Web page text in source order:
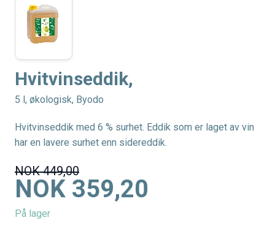
Hvitvinseddik,
5 l, økologisk, Byodo
Hvitvinseddik med 6 % surhet. Eddik som er laget av vin
har en lavere surhet enn sidereddik.
NOK 449,00
NOK 359,20
På lager